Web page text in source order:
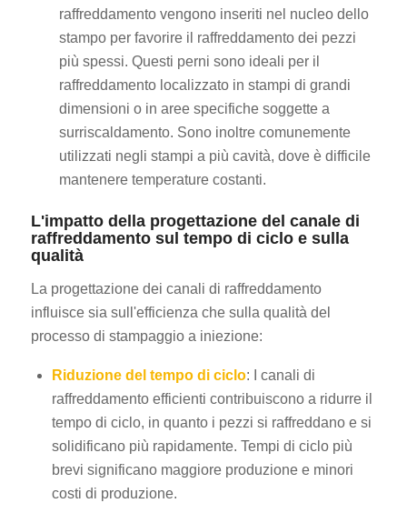
raffreddamento vengono inseriti nel nucleo dello
stampo per favorire il raffreddamento dei pezzi
più spessi. Questi perni sono ideali per il
raffreddamento localizzato in stampi di grandi
dimensioni o in aree specifiche soggette a
surriscaldamento. Sono inoltre comunemente
utilizzati negli stampi a più cavità, dove è difficile
mantenere temperature costanti.
L'impatto della progettazione del canale di
raffreddamento sul tempo di ciclo e sulla
qualità
La progettazione dei canali di raffreddamento
influisce sia sull'efficienza che sulla qualità del
processo di stampaggio a iniezione:
Riduzione del tempo di ciclo: I canali di
raffreddamento efficienti contribuiscono a ridurre il
tempo di ciclo, in quanto i pezzi si raffreddano e si
solidificano più rapidamente. Tempi di ciclo più
brevi significano maggiore produzione e minori
costi di produzione.